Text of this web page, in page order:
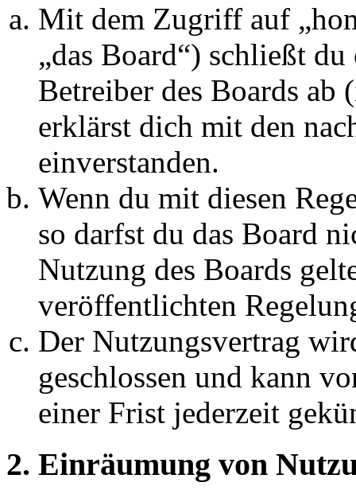
Mit dem Zugriff auf
„das Board“) schließt
Betreiber des Boards ab
erklärst dich mit den
einverstanden.
Wenn du mit diesen
so darfst du das Board
Nutzung des Boards
veröffentlichten
Der Nutzungsvertrag
geschlossen und kann
einer Frist jederzeit
2. Einräumung von